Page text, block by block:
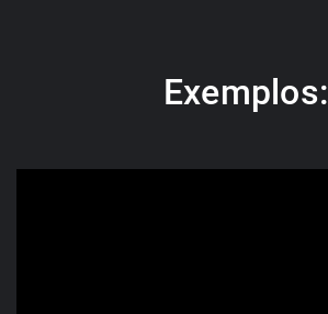
Exemplos: